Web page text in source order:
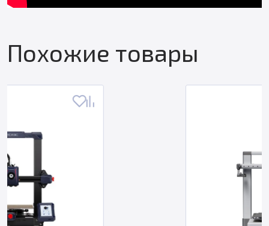
Похожие товары